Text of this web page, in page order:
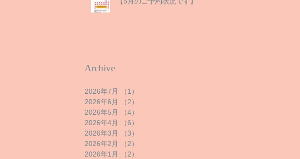
Archive
2026年7月 （1）
2026年6月
（2）
2026年5月
（4）
2026年4月
（6）
2026年3月
（3）
2026年2月
（2）
2026年1月
（2）